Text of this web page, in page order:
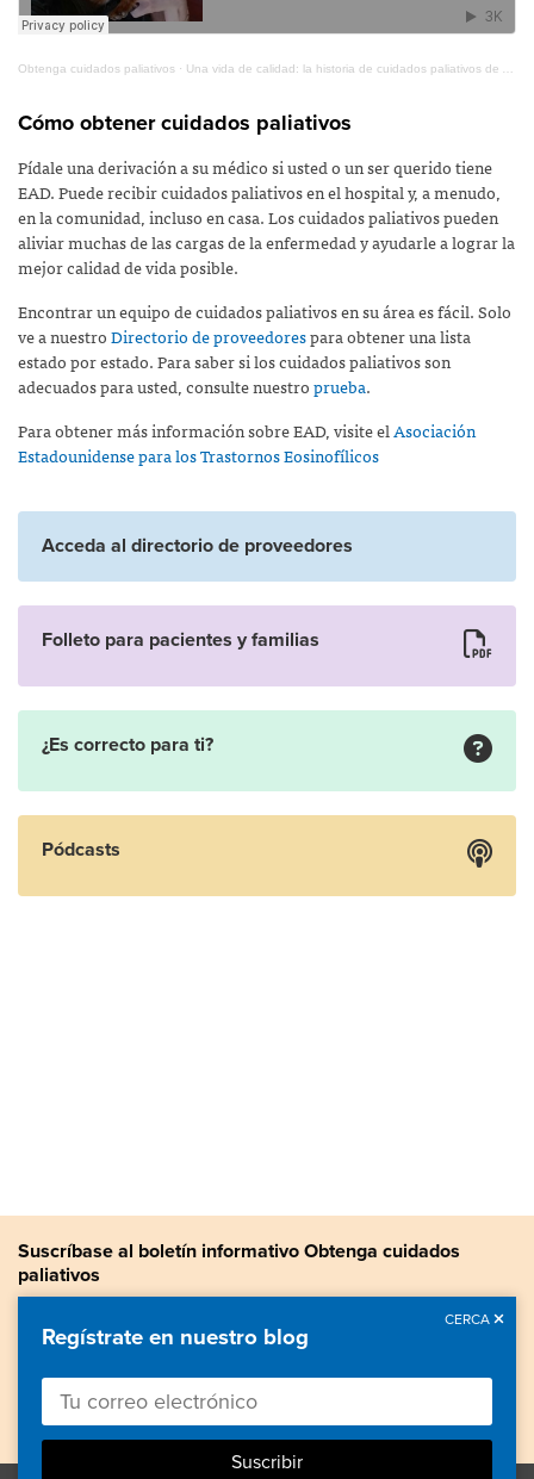
Obtenga cuidados paliativos · Una vida de calidad: la historia de cuidados paliativos de Aly
Cómo obtener cuidados paliativos
Pídale una derivación a su médico si usted o un ser querido tiene
EAD. Puede recibir cuidados paliativos en el hospital y, a menudo,
en la comunidad, incluso en casa. Los cuidados paliativos pueden
aliviar muchas de las cargas de la enfermedad y ayudarle a lograr la
mejor calidad de vida posible.
Encontrar un equipo de cuidados paliativos en su área es fácil. Solo
ve a nuestroDirectorio de proveedorespara obtener una lista
estado por estado. Para saber si los cuidados paliativos son
adecuados para usted, consulte nuestroprueba.
Para obtener más información sobre EAD, visite elAsociación
Estadounidense para los Trastornos Eosinofílicos
Acceda al directorio de proveedores
Folleto para pacientes y familias
¿Es correcto para ti?
Pódcasts
Suscríbase al boletín informativo Obtenga cuidados
paliativos
Manténgase actualizado con noticias sobre cuidados paliativos,
información valiosa, historias de pacientes y más.
Regístrate en nuestro blog
CERCA